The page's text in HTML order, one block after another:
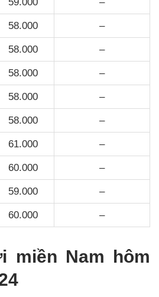
58.000 –
58.000 –
58.000 –
58.000 –
58.000 –
61.000 –
60.000 –
59.000 –
60.000 –
miền Nam hôm